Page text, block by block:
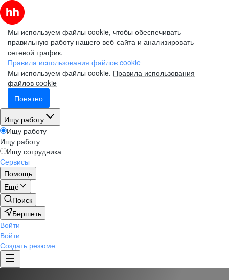
Мы используем файлы cookie, чтобы обеспечивать
правильную работу нашего веб-сайта и анализировать
сетевой трафик.
Правила использования файлов cookie
Мы используем файлы cookie. Правила использования
файлов cookie
Понятно
Ищу работу
Ищу работу
Ищу работу
Ищу сотрудника
Сервисы
Помощь
Ещё
Поиск
Бершеть
Войти
Войти
Создать резюме